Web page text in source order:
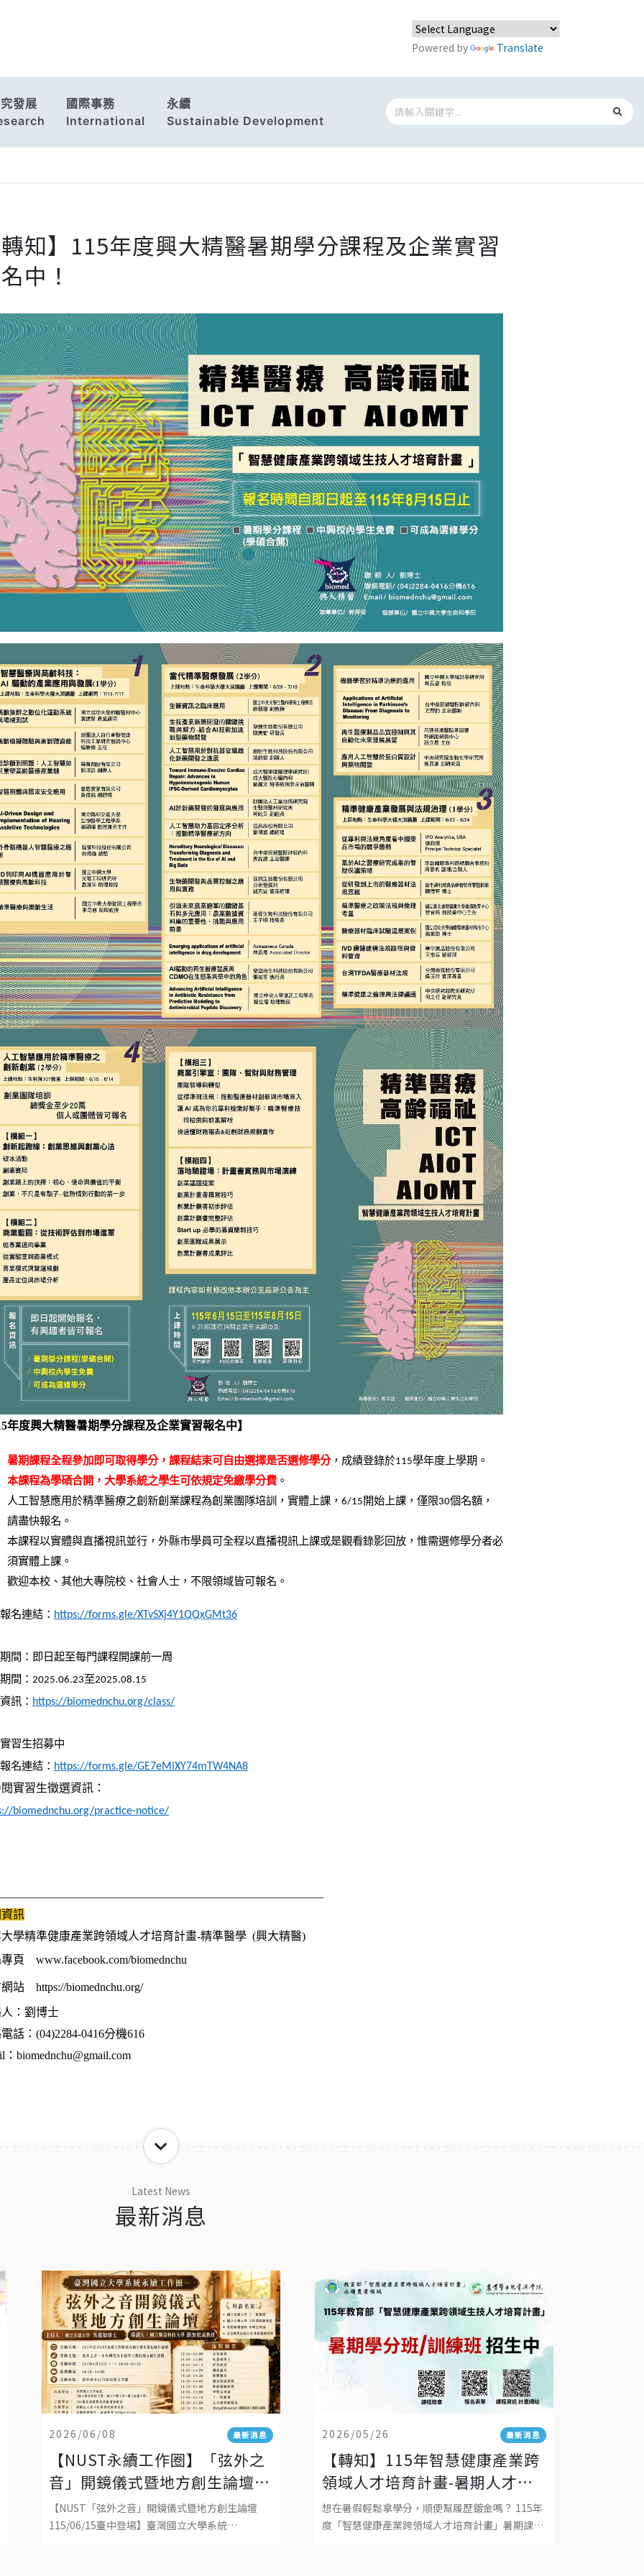
Powered by Translate
發展
國際事務
International
永續
Sustainable Development
知】115年度興大精醫暑期學分課程及企業實習
中！
年度興大精醫暑期學分課程及企業實習報名中】
暑期課程全程參加即可取得學分，課程結束可自由選擇是否選修學分，成績登錄於115學年度上學期。
本課程為學碩合開，大學系統之學生可依規定免繳學分費 。
人工智慧應用於精準醫療之創新創業課程為創業團隊培訓，實體上課， 6/15 開始上課，僅限30個名額，
請盡快報名。
本課程以實體與直播視訊並行，外縣市學員可全程以直播視訊上課或是觀看錄影回放，惟需選修學分者必
須實體上課。
歡迎本校、其他大專院校、社會人士，不限領域皆可報名。
名連結： https://forms.gle/XTvSXj4Y1QQxGMt36
間：即日起至每門課程開課前一周
間： 2025.06.23至2025.08.15
訊： https://biomednchu.org/class/
習生招募中
名連結： https://forms.gle/GE7eMiXY74mTW4NA8
實習生徵選資訊：
biomednchu.org/practice-notice/
訊
學精準健康產業跨領域人才培育計畫-精準醫學 (興大精醫)
專頁 www.facebook.com/biomednchu
網站 https://biomednchu.org/
：劉博士
話： (04)2284-0416分機616
：biomednchu@gmail.com
Latest News
最新消息
2026/06/08 最新消息
【NUST永續工作圈】「弦外之
音」開鏡儀式暨地方創生論壇
115/06/15將在臺中登場！
【NUST「弦外之音」開鏡儀式暨地方創生論壇
115/06/15臺中登場】臺灣國立大學系統
2026/05/26 最新消息
【轉知】115年智慧健康產業跨
領域人才培育計畫-暑期人才培
育課程招生中！
想在暑假輕鬆拿學分，順便幫履歷鍍金嗎？ 115年
度「智慧健康產業跨領域人才培育計畫」暑期課程